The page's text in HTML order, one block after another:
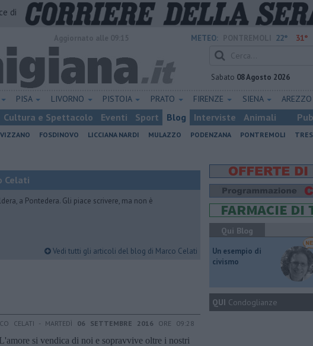
di
METEO: 22° 31°
Sabato 08 Agosto 2026
PISA LIVORNO PISTOIA PRATO FIRENZE SIENA AREZZO
Cultura e Spettacolo Eventi Sport Blog Interviste Animali
FOSDINOVO LICCIANA NARDI MULAZZO PODENZANA PONTREMOLI
Celati
a Pontedera. Gli piace scrivere, ma non è
Vedi tutti gli articoli del blog di Marco Celati
CELATI - MARTEDÌ 06 SETTEMBRE 2016 ORE 09:28
L'amore si vendica di noi e sopravvive oltre i nostri
Qui Blog
​Un esempio di
civismo
QUI Condoglianze